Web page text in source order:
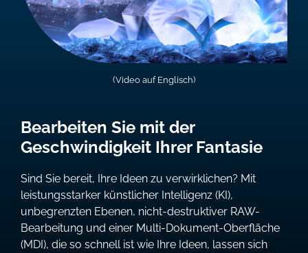
(Video auf Englisch)
Bearbeiten Sie mit der
Geschwindigkeit Ihrer Fantasie
Sind Sie bereit, Ihre Ideen zu verwirklichen? Mit
leistungsstarker künstlicher Intelligenz (KI),
unbegrenzten Ebenen, nicht-destruktiver RAW-
Bearbeitung und einer Multi-Dokument-Oberfläche
(MDI), die so schnell ist wie Ihre Ideen, lassen sich